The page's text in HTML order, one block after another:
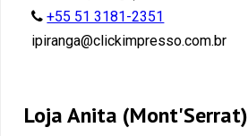
+55 51 3181-2351
ipiranga@clickimpresso.com.br
Loja Anita (Mont'Serrat)